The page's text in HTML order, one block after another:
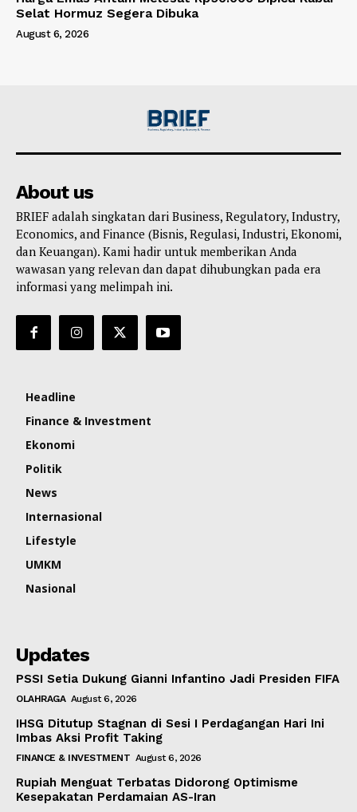
Selat Hormuz Segera Dibuka
August 6, 2026
About us
BRIEF adalah singkatan dari Business, Regulatory, Industry,
Economics, and Finance (Bisnis, Regulasi, Industri, Ekonomi,
dan Keuangan). Kami hadir untuk memberikan Anda
wawasan yang relevan dan dapat dihubungkan pada era
informasi yang melimpah ini.
Headline
Finance & Investment
Ekonomi
Politik
News
Internasional
Lifestyle
UMKM
Nasional
Updates
PSSI Setia Dukung Gianni Infantino Jadi Presiden FIFA
OLAHRAGA August 6, 2026
IHSG Ditutup Stagnan di Sesi I Perdagangan Hari Ini
Imbas Aksi Profit Taking
FINANCE & INVESTMENT August 6, 2026
Rupiah Menguat Terbatas Didorong Optimisme
Kesepakatan Perdamaian AS-Iran